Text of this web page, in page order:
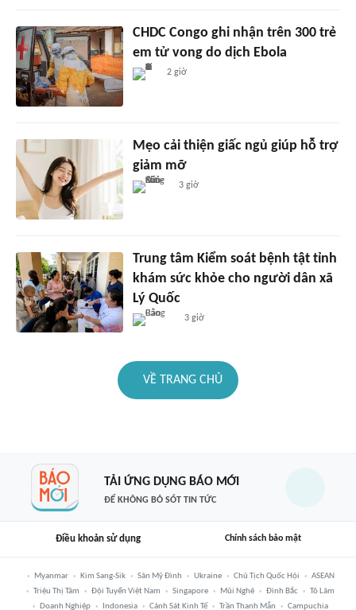
CHDC Congo ghi nhận trên 300 trẻ
em tử vong do dịch Ebola
2 giờ
Mẹo cải thiện giấc ngủ giúp hỗ trợ
giảm mỡ
3 giờ
Trung tâm Kiểm soát bệnh tật tỉnh
khám sức khỏe cho người dân xã
Lý Quốc
3 giờ
VỀ TRANG CHỦ
TẢI ỨNG DỤNG BÁO MỚI
ĐỂ KHÔNG BỎ SÓT TIN TỨC
Điều khoản sử dụng Chính sách bảo mật
Myanmar Kim Sang-Sik Sân Mỹ Đình Ukraine Chủ Tịch Quốc Hội
ASEAN
Triệu Thị Tâm
Đội Tuyển Việt Nam Singapore Mũi Nghê Đình Bắc
Tô Lâm
Doanh Nghiệp
Indonesia Cảnh Sát Kinh Tế Trần Thanh Mẫn Campuchia